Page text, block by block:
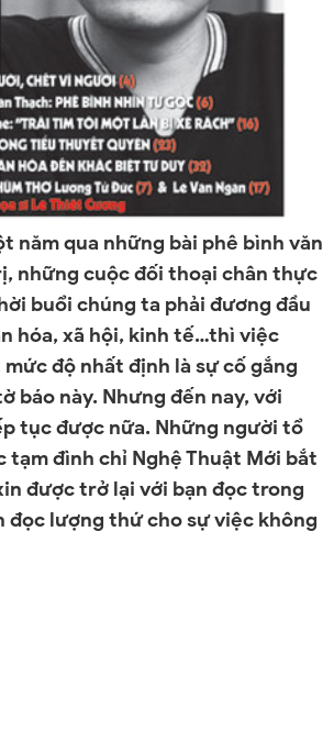
năm qua những bài phê bình văn
những cuộc đối thoại chân thực
buổi chúng ta phải đương đầu
hóa, xã hội, kinh tế…thì việc
độ nhất định là sự cố gắng
báo này. Nhưng đến nay, với
tục được nữa. Những người tổ
đình chỉ Nghệ Thuật Mới bắt
được trở lại với bạn đọc trong
đọc lượng thứ cho sự việc không